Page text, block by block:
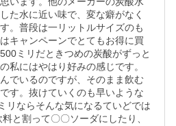
た水に近い味で、変な癖がなく
。普段は一リットルサイズのも
キャンペーンでとてもお得に買
ミリだときつめの炭酸がずっと
私にはやはり好みの感じです。
でいるのですが、そのまま飲む
す。抜けていくのも早いような
リならそんな気になるていどでは
と割って〇〇ソーダにしたり、